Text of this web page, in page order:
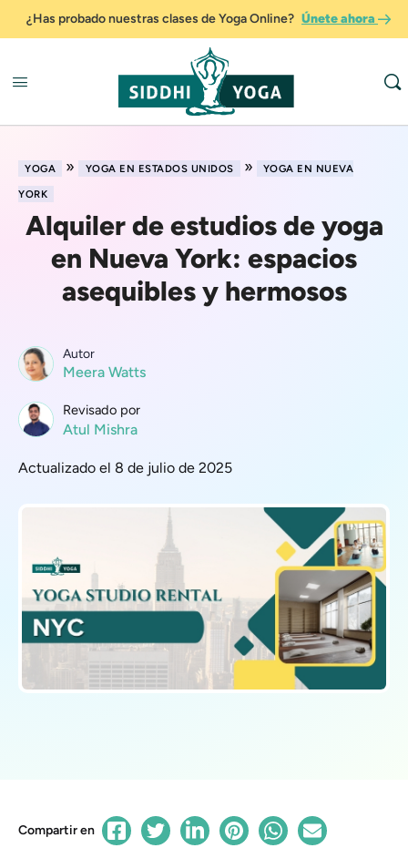
¿Has probado nuestras clases de Yoga Online? Únete ahora
YOGA » YOGA EN ESTADOS UNIDOS »
YOGA EN NUEVA
YORK
Alquiler de estudios de yoga
en Nueva York: espacios
asequibles y hermosos
Autor
Meera Watts
Revisado por
Atul Mishra
Actualizado el 8 de julio de 2025
Compartir en